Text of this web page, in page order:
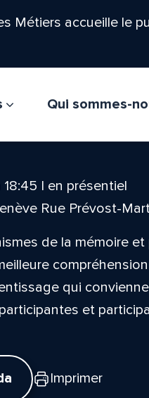
Métiers accueille le
Qui sommes-
18:45 | en présentiel
Rue Prévost-
de la mémoire
qui
et
Imprimer